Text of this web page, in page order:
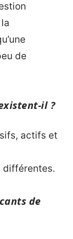
de
il ?
actifs et
différentes.
de